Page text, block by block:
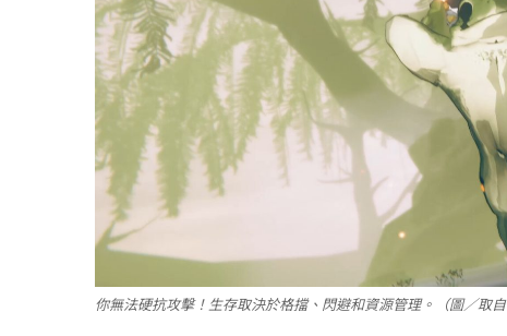
你無法硬抗攻擊！生存取決於格擋、閃避和資源管理。（圖／取自